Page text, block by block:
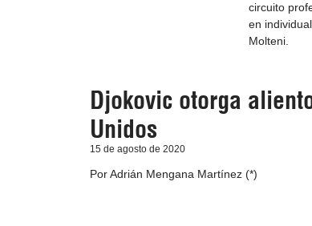
circuito
en
Molteni.
Djokovic otorga
Unidos
15 de agosto de 2020
Por Adrián Mengana Martínez (*)